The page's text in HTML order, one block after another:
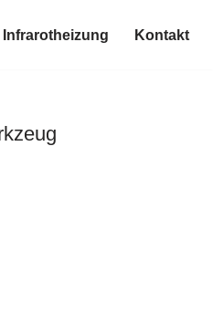
Infrarotheizung Kontakt